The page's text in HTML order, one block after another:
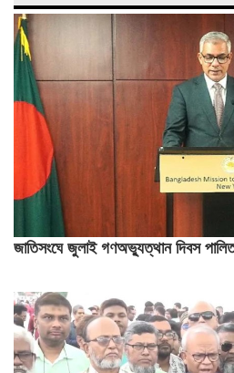
জাতিসংঘে জুলাই গণঅভ্যুত্থান দিবস